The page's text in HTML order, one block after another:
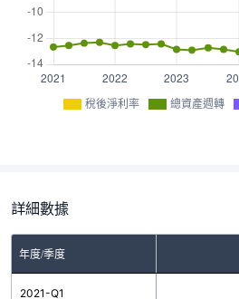
稅後淨利率 總資產週轉
詳細數據
年度/季度
2021-Q1